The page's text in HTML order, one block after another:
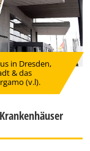
in Dresden,
& das
(v.l).